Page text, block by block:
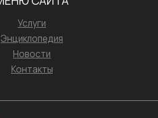
Услуги
Энциклопедия
Новости
Контакты